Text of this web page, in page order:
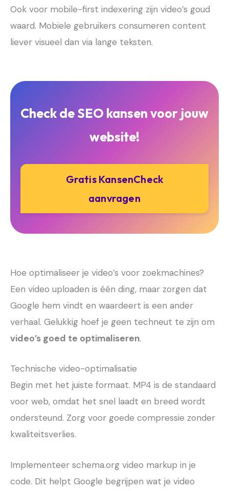
Ook voor mobile-first indexering zijn video’s goud
waard. Mobiele gebruikers consumeren content
liever visueel dan via lange teksten.
Check de SEO kansen voor jouw
website!
Gratis KansenCheck
aanvragen
Hoe optimaliseer je video’s voor zoekmachines?
Een video uploaden is één ding, maar zorgen dat
Google hem vindt en waardeert is een ander
verhaal. Gelukkig hoef je geen techneut te zijn om
video’s goed te optimaliseren.
Technische video-optimalisatie
Begin met het juiste formaat. MP4 is de standaard
voor web, omdat het snel laadt en breed wordt
ondersteund. Zorg voor goede compressie zonder
kwaliteitsverlies.
Implementeer schema.org video markup in je
code. Dit helpt Google begrijpen wat je video